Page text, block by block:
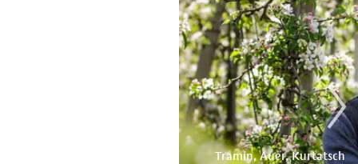
Tramin, Auer, Kurtatsch